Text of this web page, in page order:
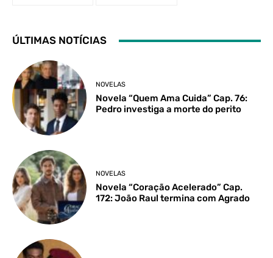
ÚLTIMAS NOTÍCIAS
NOVELAS
Novela “Quem Ama Cuida” Cap. 76:
Pedro investiga a morte do perito
NOVELAS
Novela “Coração Acelerado” Cap.
172: João Raul termina com Agrado